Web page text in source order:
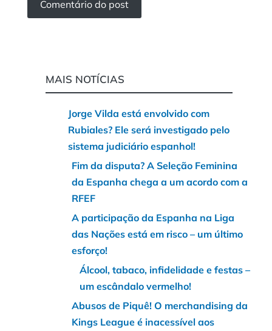
MAIS NOTÍCIAS
Jorge Vilda está envolvido com
Rubiales? Ele será investigado pelo
sistema judiciário espanhol!
Fim da disputa? A Seleção Feminina
da Espanha chega a um acordo com a
RFEF
A participação da Espanha na Liga
das Nações está em risco – um último
esforço!
Álcool, tabaco, infidelidade e festas –
um escândalo vermelho!
Abusos de Piquê! O merchandising da
Kings League é inacessível aos